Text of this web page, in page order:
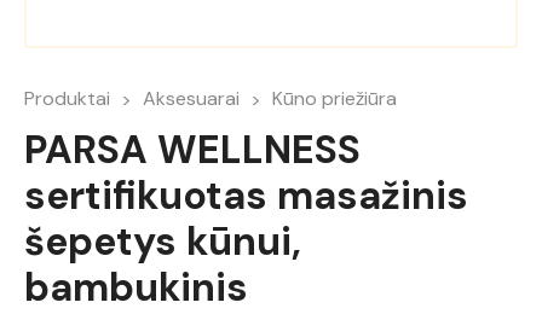
Produktai Aksesuarai Kūno priežiūra
PARSA WELLNESS
sertifikuotas masažinis
šepetys kūnui,
bambukinis